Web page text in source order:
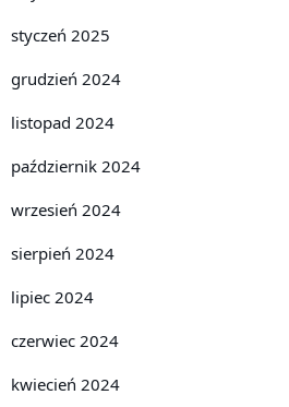
styczeń 2025
grudzień 2024
listopad 2024
październik 2024
wrzesień 2024
sierpień 2024
lipiec 2024
czerwiec 2024
kwiecień 2024